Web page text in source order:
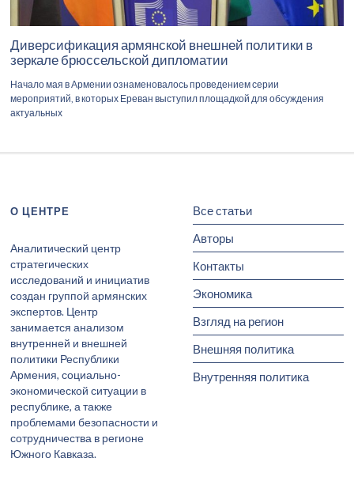
Диверсификация армянской внешней политики в
зеркале брюссельской дипломатии
Начало мая в Армении ознаменовалось проведением серии
мероприятий, в которых Ереван выступил площадкой для обсуждения
актуальных
О ЦЕНТРЕ
Аналитический центр
стратегических
исследований и инициатив
создан группой армянских
экспертов. Центр
занимается анализом
внутренней и внешней
политики Республики
Армения, социально-
экономической ситуации в
республике, а также
проблемами безопасности и
сотрудничества в регионе
Южного Кавказа.
Все статьи
Авторы
Контакты
Экономика
Взгляд на регион
Внешняя политика
Внутренняя политика